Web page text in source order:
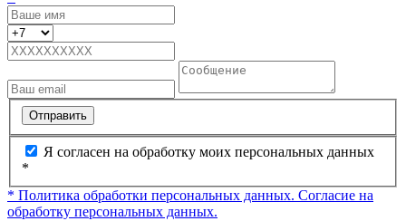
Отправить
Я согласен на обработку моих персональных данных
*
* Политика обработки персональных данных. Согласие на
обработку персональных данных.